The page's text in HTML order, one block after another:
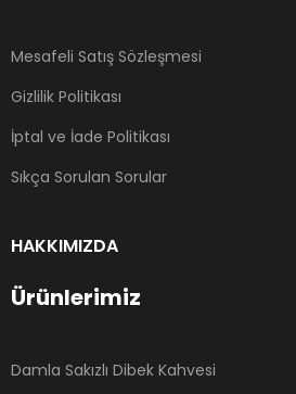
Mesafeli Satış Sözleşmesi
Gizlilik Politikası
İptal ve İade Politikası
Sıkça Sorulan Sorular
HAKKIMIZDA
Ürünlerimiz
Damla Sakızlı Dibek Kahvesi